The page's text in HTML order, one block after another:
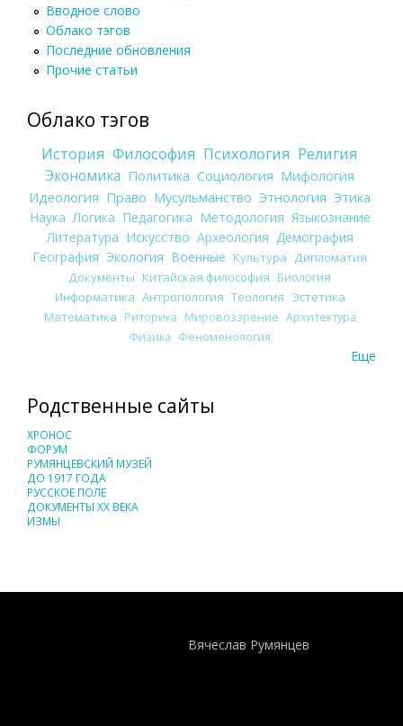
Вводное слово
Облако тэгов
Последние обновления
Прочие статьи
Облако тэгов
История Философия Психология Религия
Экономика Политика Социология Мифология
Идеология Право Мусульманство Этнология Этика
Наука Логика Педагогика Методология Языкознание
Литература Искусство Археология Демография
География Экология Военные Культура
Дипломатия
Документы Китайская философия Биология
Информатика Антропология Теология Эстетика
Математика Риторика Мировоззрение Архитектура
Физика Феноменология
Еще
Родственные сайты
ХРОНОС
ФОРУМ
РУМЯНЦЕВСКИЙ МУЗЕЙ
ДО 1917 ГОДА
РУССКОЕ ПОЛЕ
ДОКУМЕНТЫ XX ВЕКА
ИЗМЫ
Вячеслав Румянцев